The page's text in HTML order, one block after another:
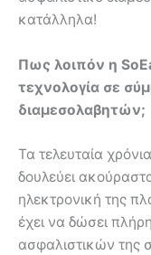
κατάλληλα!
Πως λοιπόν η
τεχνολογία σε
διαμεσολαβητών;
Τα τελευταία
δουλεύει
ηλεκτρονική της
έχει να δώσει
ασφαλιστικών της